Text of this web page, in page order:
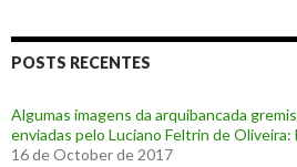
POSTS RECENTES
Algumas imagens da arquibancada
enviadas pelo Luciano Feltrin de
16 de October de 2017